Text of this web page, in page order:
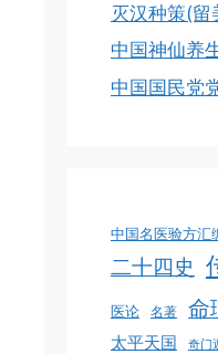
灭汉种策(留
中国神仙养
中国国民党
中国名医验方汇
二十四史
医论 名著 命
太平天国 奇门